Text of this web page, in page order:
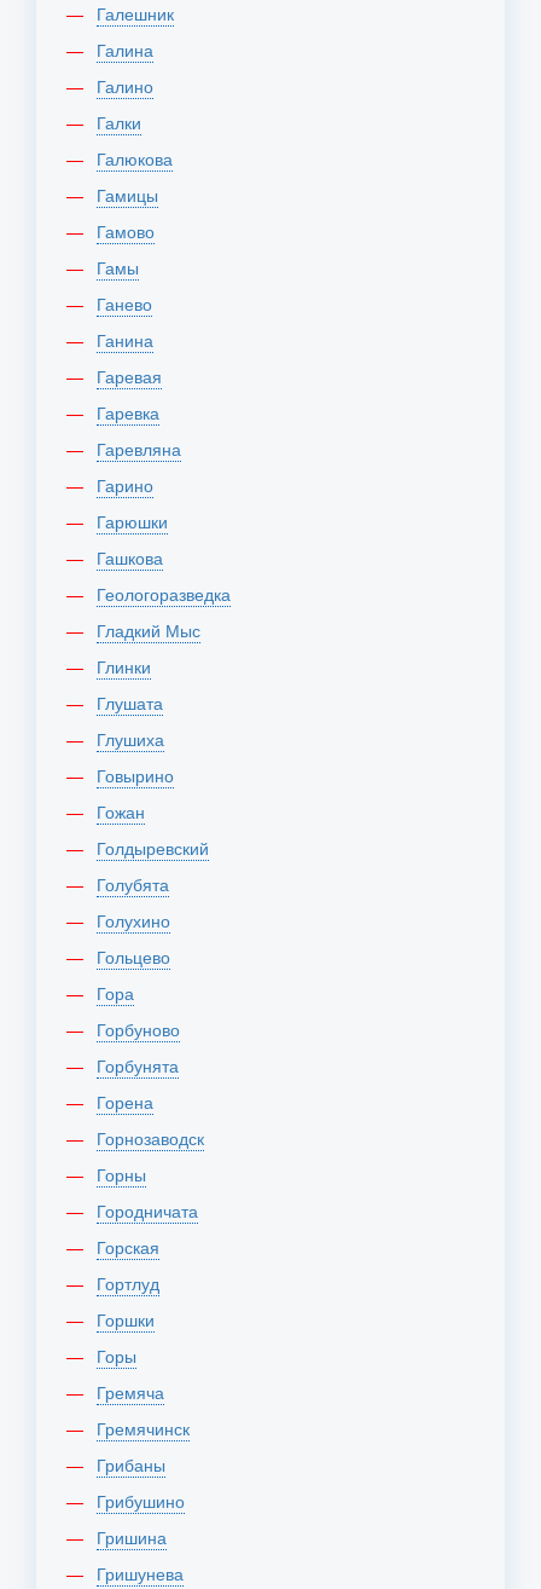
Галешник
Галина
Галино
Галки
Галюкова
Гамицы
Гамово
Гамы
Ганево
Ганина
Гаревая
Гаревка
Гаревляна
Гарино
Гарюшки
Гашкова
Геологоразведка
Гладкий Мыс
Глинки
Глушата
Глушиха
Говырино
Гожан
Голдыревский
Голубята
Голухино
Гольцево
Гора
Горбуново
Горбунята
Горена
Горнозаводск
Горны
Городничата
Горская
Гортлуд
Горшки
Горы
Гремяча
Гремячинск
Грибаны
Грибушино
Гришина
Гришунева